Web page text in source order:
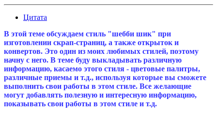
Цитата
В этой теме обсуждаем стиль "шебби шик" при
изготовлении скрап-страниц, а также открыток и
конвертов. Это один из моих любимых стилей, поэтому
начну с него. В теме буду выкладывать различную
информацию, касаемо этого стиля - цветовые палитры,
различные приемы и т.д., используя которые вы сможете
выполнить свои работы в этом стиле. Все желающие
могут добавлять полезную и интересную информацию,
показывать свои работы в этом стиле и т.д.